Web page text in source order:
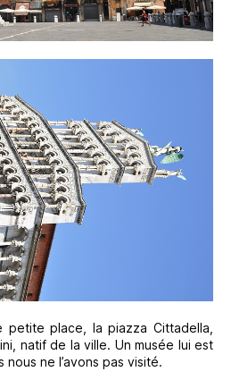
place, la piazza Cittadella,
natif de la ville. Un musée lui est
ne l’avons pas visité.